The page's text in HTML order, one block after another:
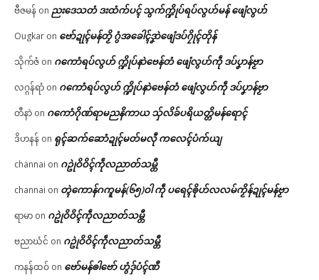
ဗီဇမန် on ညးဒေသတံ ဒးထံက်ပၚ် သွက်က္ဍိုပ်ရပ်လွဟ်မန် ဖျေံလွဟ်
Ougkar on ဗော်ဍုၚ်မန်တၟိ ဂွံအခေါၚ်ဒၞာဲဖျေံဒပ်ဂၠိုၚ်တိုန်
သိုက်ဇံ on ဂကောံရပ်လွဟ် က္ဍိုပ်နာဲဗေန်တံ ဖျေံလွဟ်ကဵု ဒပ်ပၞာန်ဗၟာ
လဂ္ဂန်ရာံ on ဂကောံရပ်လွဟ် က္ဍိုပ်နာဲဗေန်တံ ဖျေံလွဟ်ကဵု ဒပ်ပၞာန်ဗၟာ
တီနာဲ on ဂကောံဂိုဏ်ရာမညနိကာယ သှ်လိခ်ပရိယတ္တိမန်ရောၚ်
ဒိဟနန် on ရုၚ်ဆက်ဆောံဍုၚ်မတ်မလီု ကလေၚ်ပံက်ယျ
channai on ဂဥုဲဝိဝိၚ်ကဵုလညာတ်သမ္တီ
channai on တ္ၚဲကောန်ဂကူမန်(၆၅)ဝါ ကဵု ပရေၚ်ၜိုဟ်လလမ်ကၟိန်ဍုၚ်မန်ဗၟာ
ရာမာ on ဂဥုဲဝိဝိၚ်ကဵုလညာတ်သမ္တီ
ဗညာဃံင် on ဂဥုဲဝိဝိၚ်ကဵုလညာတ်သမ္တီ
ကနန်ထဝ် on ဗော်မန်ၜါဗော် ဟွံဒှ်ပံၚ်ဏီ